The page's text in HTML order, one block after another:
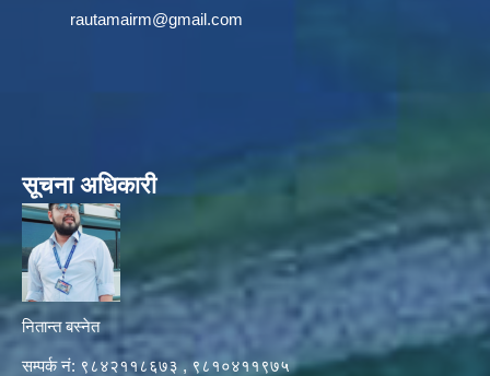
rautamairm@gmail.com
सूचना अधिकारी
नितान्त बस्नेत
सम्पर्क नं: ९८४२११८६७३ , ९८१०४११९७५